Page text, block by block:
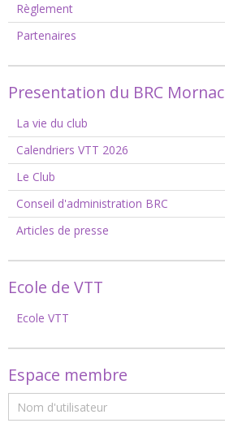
Règlement
Partenaires
Presentation du BRC Mornac
La vie du club
Calendriers VTT 2026
Le Club
Conseil d'administration BRC
Articles de presse
Ecole de VTT
Ecole VTT
Espace membre